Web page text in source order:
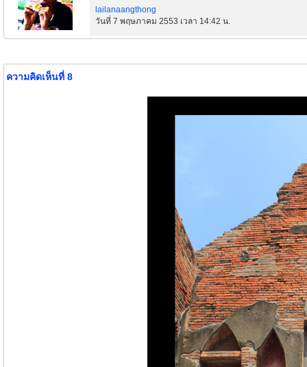
lailanaangthong
วันที่ 7 พฤษภาคม 2553 เวลา 14:42 น.
ความคิดเห็นที่ 8